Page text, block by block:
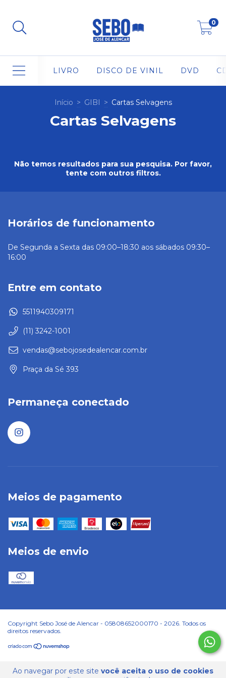
0
LIVRO DISCO DE VINIL DVD
Ao navegar por este site você aceita o uso de cookies
Início > GIBI > Cartas Selvagens
Cartas Selvagens
Não temos resultados para sua pesquisa. Por favor,
tente com outros filtros.
Horários de funcionamento
De Segunda a Sexta das 09:00–18:30 aos sábados 09:30–
16:00
Entre em contato
5511940309171
(11) 3242-1001
vendas@sebojosedealencar.com.br
Praça da Sé 393
Permaneça conectado
Meios de pagamento
Meios de envio
Copyright Sebo José de Alencar - 05808652000170 - 2026. Todos os
direitos reservados.